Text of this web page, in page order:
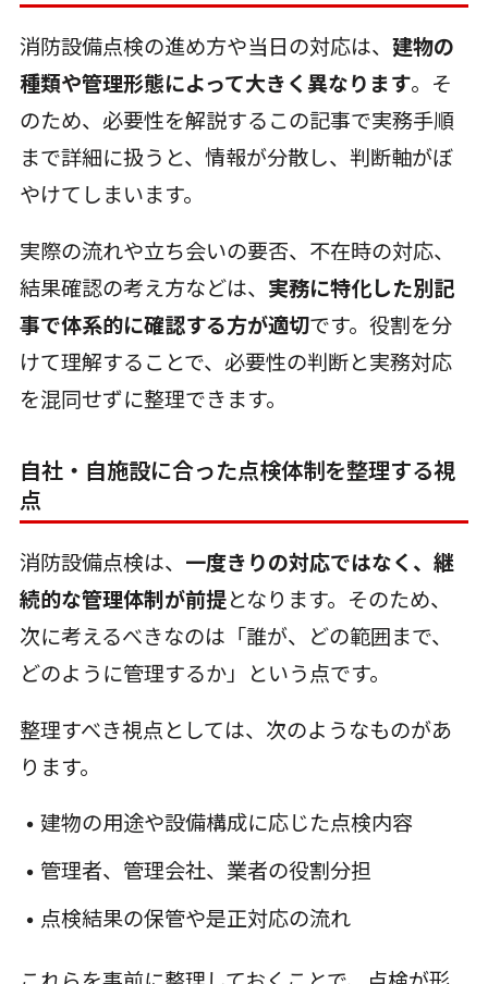
消防設備点検の進め方や当日の対応は、 建物の
種類や管理形態によって大きく異なります。そ
のため、必要性を解説するこの記事で実務手順
まで詳細に扱うと、情報が分散し、判断軸がぼ
やけてしまいます。
実際の流れや立ち会いの要否、不在時の対応、
結果確認の考え方などは、 実務に特化した別記
事で体系的に確認する方が適切です。役割を分
けて理解することで、必要性の判断と実務対応
を混同せずに整理できます。
自社・自施設に合った点検体制を整理する視
点
消防設備点検は、 一度きりの対応ではなく、継
続的な管理体制が前提となります。そのため、
次に考えるべきなのは「誰が、どの範囲まで、
どのように管理するか」という点です。
整理すべき視点としては、次のようなものがあ
ります。
建物の用途や設備構成に応じた点検内容
管理者、管理会社、業者の役割分担
点検結果の保管や是正対応の流れ